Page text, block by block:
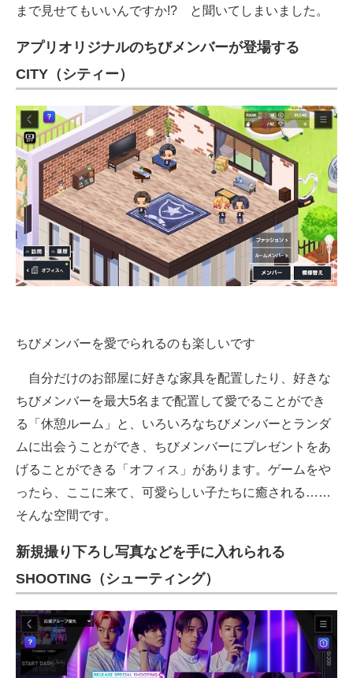
まで見せてもいいんですか!? と聞いてしまいました。
アプリオリジナルのちびメンバーが登場する
CITY（シティー）
ちびメンバーを愛でられるのも楽しいです
自分だけのお部屋に好きな家具を配置したり、好きな
ちびメンバーを最大5名まで配置して愛でることができ
る「休憩ルーム」と、いろいろなちびメンバーとランダ
ムに出会うことができ、ちびメンバーにプレゼントをあ
げることができる「オフィス」があります。ゲームをや
ったら、ここに来て、可愛らしい子たちに癒される……
そんな空間です。
新規撮り下ろし写真などを手に入れられる
SHOOTING（シューティング）